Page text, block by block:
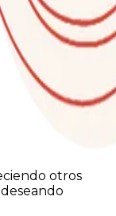
otros